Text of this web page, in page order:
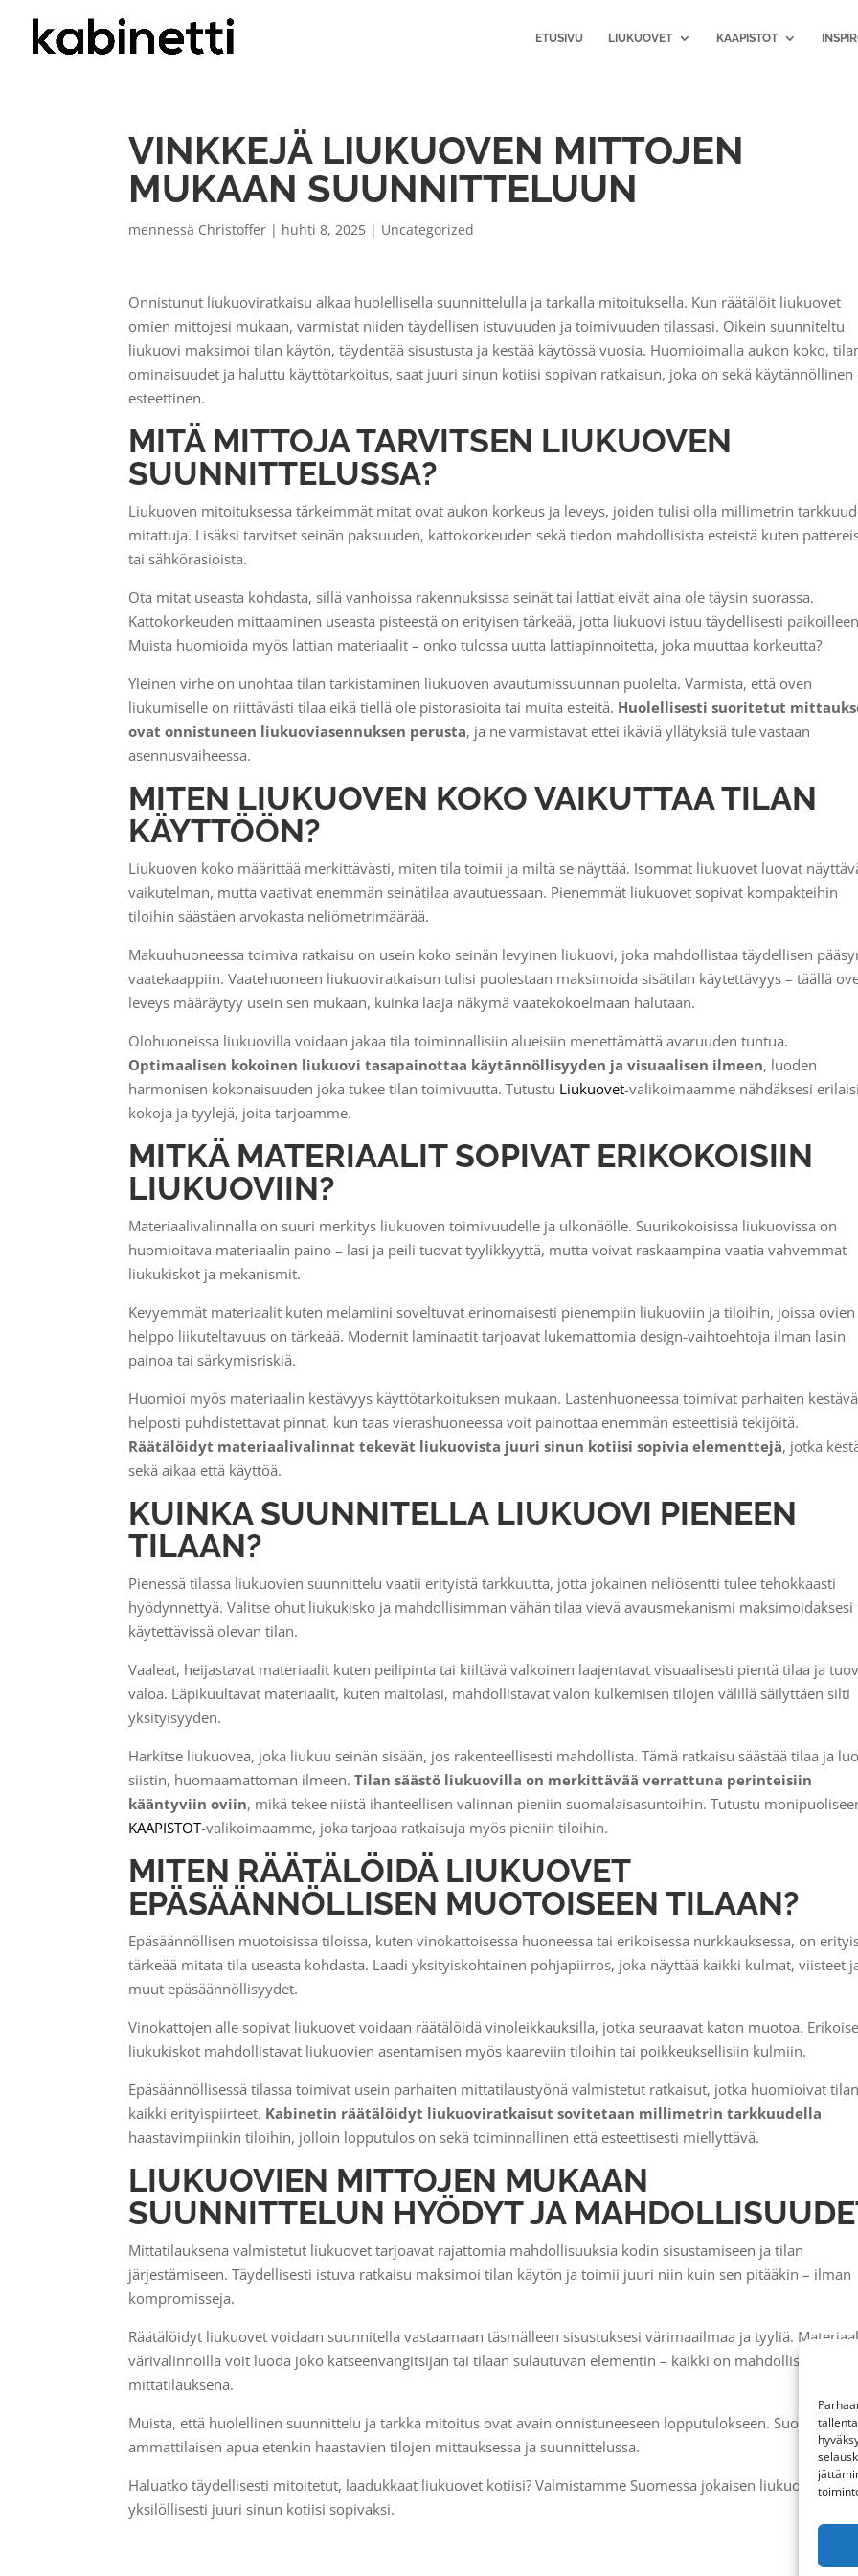
ETUSIVU LIUKUOVET KAAPISTOT
VINKKEJÄ LIUKUOVEN MITTOJEN
MUKAAN SUUNNITTELUUN
mennessä Christoffer | huhti 8, 2025 | Uncategorized
Onnistunut liukuoviratkaisu alkaa huolellisella suunnittelulla ja tarkalla mitoituksella. Kun räätälöit liukuovet
omien mittojesi mukaan, varmistat niiden täydellisen istuvuuden ja toimivuuden tilassasi. Oikein suunniteltu
liukuovi maksimoi tilan käytön, täydentää sisustusta ja kestää käytössä vuosia. Huomioimalla aukon koko,
ominaisuudet ja haluttu käyttötarkoitus, saat juuri sinun kotiisi sopivan ratkaisun, joka on sekä käytännöllinen
esteettinen.
MITÄ MITTOJA TARVITSEN LIUKUOVEN
SUUNNITTELUSSA?
Liukuoven mitoituksessa tärkeimmät mitat ovat aukon korkeus ja leveys, joiden tulisi olla millimetrin
mitattuja. Lisäksi tarvitset seinän paksuuden, kattokorkeuden sekä tiedon mahdollisista esteistä kuten
tai sähkörasioista.
Ota mitat useasta kohdasta, sillä vanhoissa rakennuksissa seinät tai lattiat eivät aina ole täysin suorassa.
Kattokorkeuden mittaaminen useasta pisteestä on erityisen tärkeää, jotta liukuovi istuu täydellisesti
Muista huomioida myös lattian materiaalit – onko tulossa uutta lattiapinnoitetta, joka muuttaa korkeutta?
Yleinen virhe on unohtaa tilan tarkistaminen liukuoven avautumissuunnan puolelta. Varmista, että oven
liukumiselle on riittävästi tilaa eikä tiellä ole pistorasioita tai muita esteitä. Huolellisesti suoritetut
ovat onnistuneen liukuoviasennuksen perusta, ja ne varmistavat ettei ikäviä yllätyksiä tule vastaan
asennusvaiheessa.
MITEN LIUKUOVEN KOKO VAIKUTTAA TILAN
KÄYTTÖÖN?
Liukuoven koko määrittää merkittävästi, miten tila toimii ja miltä se näyttää. Isommat liukuovet luovat
vaikutelman, mutta vaativat enemmän seinätilaa avautuessaan. Pienemmät liukuovet sopivat kompakteihin
tiloihin säästäen arvokasta neliömetrimäärää.
Makuuhuoneessa toimiva ratkaisu on usein koko seinän levyinen liukuovi, joka mahdollistaa täydellisen
vaatekaappiin. Vaatehuoneen liukuoviratkaisun tulisi puolestaan maksimoida sisätilan käytettävyys – täällä
leveys määräytyy usein sen mukaan, kuinka laaja näkymä vaatekokoelmaan halutaan.
Olohuoneissa liukuovilla voidaan jakaa tila toiminnallisiin alueisiin menettämättä avaruuden tuntua.
Optimaalisen kokoinen liukuovi tasapainottaa käytännöllisyyden ja visuaalisen ilmeen, luoden
harmonisen kokonaisuuden joka tukee tilan toimivuutta. Tutustu Liukuovet-valikoimaamme nähdäksesi
kokoja ja tyylejä, joita tarjoamme.
MITKÄ MATERIAALIT SOPIVAT ERIKOKOISIIN
LIUKUOVIIN?
Materiaalivalinnalla on suuri merkitys liukuoven toimivuudelle ja ulkonäölle. Suurikokoisissa liukuovissa on
huomioitava materiaalin paino – lasi ja peili tuovat tyylikkyyttä, mutta voivat raskaampina vaatia vahvemmat
liukukiskot ja mekanismit.
Kevyemmät materiaalit kuten melamiini soveltuvat erinomaisesti pienempiin liukuoviin ja tiloihin, joissa ovien
helppo liikuteltavuus on tärkeää. Modernit laminaatit tarjoavat lukemattomia design-vaihtoehtoja ilman lasin
painoa tai särkymisriskiä.
Huomioi myös materiaalin kestävyys käyttötarkoituksen mukaan. Lastenhuoneessa toimivat parhaiten
helposti puhdistettavat pinnat, kun taas vierashuoneessa voit painottaa enemmän esteettisiä tekijöitä.
Räätälöidyt materiaalivalinnat tekevät liukuovista juuri sinun kotiisi sopivia elementtejä, jotka
sekä aikaa että käyttöä.
KUINKA SUUNNITELLA LIUKUOVI PIENEEN
TILAAN?
Pienessä tilassa liukuovien suunnittelu vaatii erityistä tarkkuutta, jotta jokainen neliösentti tulee tehokkaasti
hyödynnettyä. Valitse ohut liukukisko ja mahdollisimman vähän tilaa vievä avausmekanismi maksimoidaksesi
käytettävissä olevan tilan.
Vaaleat, heijastavat materiaalit kuten peilipinta tai kiiltävä valkoinen laajentavat visuaalisesti pientä tilaa ja
valoa. Läpikuultavat materiaalit, kuten maitolasi, mahdollistavat valon kulkemisen tilojen välillä säilyttäen silti
yksityisyyden.
Harkitse liukuovea, joka liukuu seinän sisään, jos rakenteellisesti mahdollista. Tämä ratkaisu säästää tilaa ja luo
siistin, huomaamattoman ilmeen.Tilan säästö liukuovilla on merkittävää verrattuna perinteisiin
kääntyviin oviin, mikä tekee niistä ihanteellisen valinnan pieniin suomalaisasuntoihin. Tutustu
KAAPISTOT-valikoimaamme, joka tarjoaa ratkaisuja myös pieniin tiloihin.
MITEN RÄÄTÄLÖIDÄ LIUKUOVET
EPÄSÄÄNNÖLLISEN MUOTOISEEN TILAAN?
Epäsäännöllisen muotoisissa tiloissa, kuten vinokattoisessa huoneessa tai erikoisessa nurkkauksessa, on
tärkeää mitata tila useasta kohdasta. Laadi yksityiskohtainen pohjapiirros, joka näyttää kaikki kulmat, viisteet
muut epäsäännöllisyydet.
Vinokattojen alle sopivat liukuovet voidaan räätälöidä vinoleikkauksilla, jotka seuraavat katon muotoa.
liukukiskot mahdollistavat liukuovien asentamisen myös kaareviin tiloihin tai poikkeuksellisiin kulmiin.
Epäsäännöllisessä tilassa toimivat usein parhaiten mittatilaustyönä valmistetut ratkaisut, jotka huomioivat tilan
kaikki erityispiirteet. Kabinetin räätälöidyt liukuoviratkaisut sovitetaan millimetrin tarkkuudella
haastavimpiinkin tiloihin, jolloin lopputulos on sekä toiminnallinen että esteettisesti miellyttävä.
LIUKUOVIEN MITTOJEN MUKAAN
SUUNNITTELUN HYÖDYT JA
Mittatilauksena valmistetut liukuovet tarjoavat rajattomia mahdollisuuksia kodin sisustamiseen ja tilan
järjestämiseen. Täydellisesti istuva ratkaisu maksimoi tilan käytön ja toimii juuri niin kuin sen pitääkin – ilman
kompromisseja.
Räätälöidyt liukuovet voidaan suunnitella vastaamaan täsmälleen sisustuksesi värimaailmaa ja tyyliä.
värivalinnoilla voit luoda joko katseenvangitsijan tai tilaan sulautuvan elementin – kaikki on mahdollista
mittatilauksena.
Muista, että huolellinen suunnittelu ja tarkka mitoitus ovat avain onnistuneeseen lopputulokseen.
ammattilaisen apua etenkin haastavien tilojen mittauksessa ja suunnittelussa.
Haluatko täydellisesti mitoitetut, laadukkaat liukuovet kotiisi? Valmistamme Suomessa jokaisen liukuoven
yksilöllisesti juuri sinun kotiisi sopivaksi.